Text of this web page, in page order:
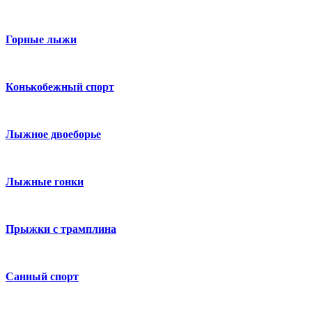
Горные лыжи
Конькобежный спорт
Лыжное двоеборье
Лыжные гонки
Прыжки с трамплина
Санный спорт